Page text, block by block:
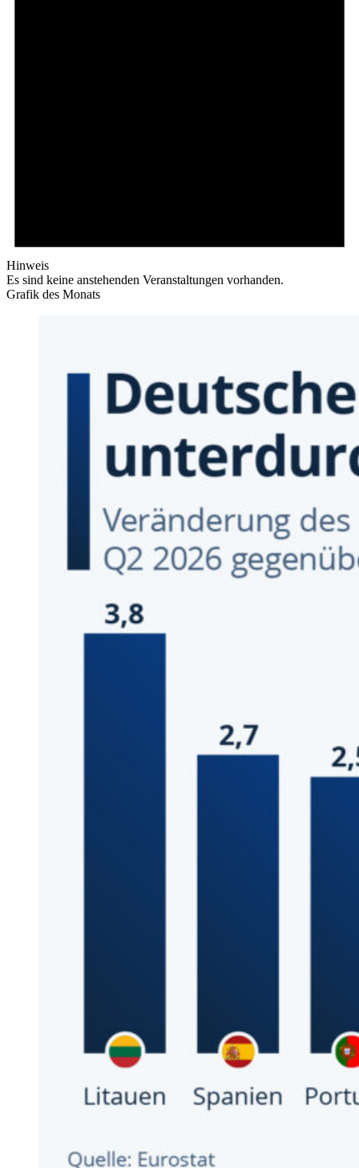
Hinweis
Es sind keine anstehenden Veranstaltungen vorhanden.
Grafik des Monats